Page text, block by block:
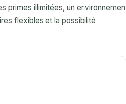
primes illimitées, un
flexibles et la possibilité